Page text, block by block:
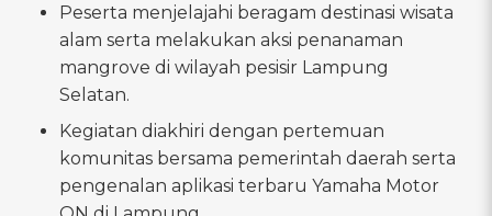
Peserta menjelajahi beragam destinasi wisata
alam serta melakukan aksi penanaman
mangrove di wilayah pesisir Lampung
Selatan.
Kegiatan diakhiri dengan pertemuan
komunitas bersama pemerintah daerah serta
pengenalan aplikasi terbaru Yamaha Motor